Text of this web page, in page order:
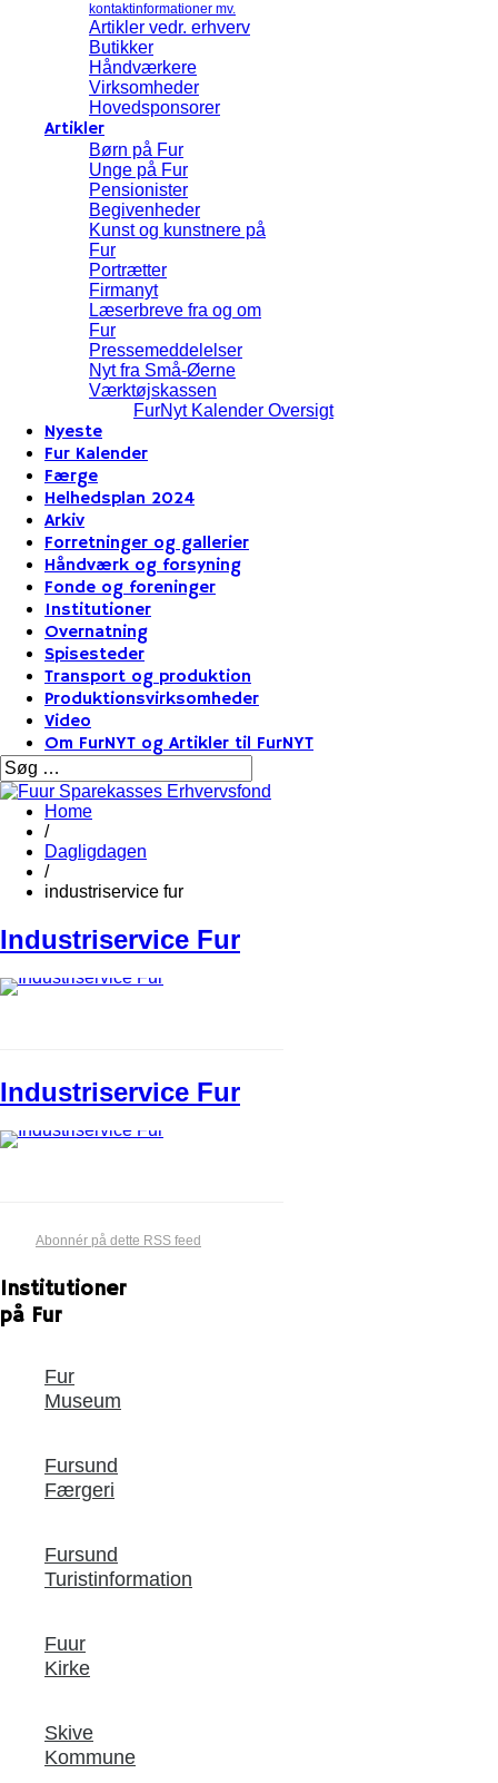
kontaktinformationer mv.
Artikler vedr. erhverv
Butikker
Håndværkere
Virksomheder
Hovedsponsorer
Artikler
Børn på Fur
Unge på Fur
Pensionister
Begivenheder
Kunst og kunstnere på
Fur
Portrætter
Firmanyt
Læserbreve fra og om
Fur
Pressemeddelelser
Nyt fra Små-Øerne
Værktøjskassen
FurNyt Kalender Oversigt
Nyeste
Fur Kalender
Færge
Helhedsplan 2024
Arkiv
Forretninger og gallerier
Håndværk og forsyning
Fonde og foreninger
Institutioner
Overnatning
Spisesteder
Transport og produktion
Produktionsvirksomheder
Video
Om FurNYT og Artikler til FurNYT
Home
/
Dagligdagen
/
industriservice fur
Industriservice Fur
Industriservice Fur
Abonnér på dette RSS feed
Institutioner
på Fur
Fur
Museum
Fursund
Færgeri
Fursund
Turistinformation
Fuur
Kirke
Skive
Kommune